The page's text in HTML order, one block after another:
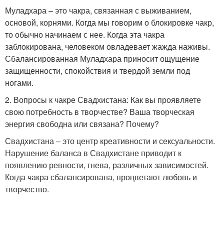
Муладхара – это чакра, связанная с выживанием,
основой, корнями. Когда мы говорим о блокировке чакр,
то обычно начинаем с нее. Когда эта чакра
заблокирована, человеком овладевает жажда наживы.
Сбалансированная Муладхара приносит ощущение
защищенности, спокойствия и твердой земли под
ногами.
2. Вопросы к чакре Свадхистана: Как вы проявляете
свою потребность в творчестве? Ваша творческая
энергия свободна или связана? Почему?
Свадхистана – это центр креативности и сексуальности.
Нарушение баланса в Свадхистане приводит к
появлению ревности, гнева, различных зависимостей.
Когда чакра сбалансирована, процветают любовь и
творчество.